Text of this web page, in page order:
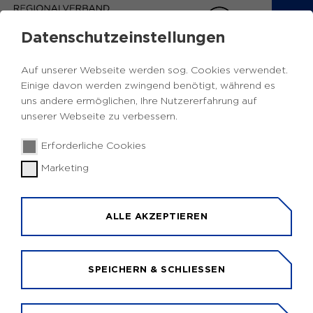
POSITIONEN DES
RUHRGEBIETS
INTERESSEN WIRKSAM VERTRETEN
Viele Entscheidungen der EU haben Auswirkungen
Blick des Ruhrgebiets. Der Regionalverband Ruhr
Datenschutzeinstellungen
Auf unserer Webseite werden sog. Cookies verwendet.
Einige davon werden zwingend benötigt, während es
uns andere ermöglichen, Ihre Nutzererfahrung auf
unserer Webseite zu verbessern.
Erforderliche Cookies
Marketing
ALLE AKZEPTIEREN
SPEICHERN & SCHLIESSEN